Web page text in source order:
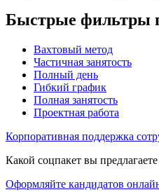
Быстрые фильтры
Вахтовый метод
Частичная занятость
Полный день
Гибкий график
Полная занятость
Проектная работа
Корпоративная поддержка
Какой соцпакет вы
Оформляйте кандидатов